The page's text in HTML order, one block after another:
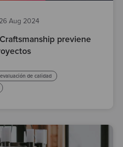
Aug 2024
previene
evaluación de calidad